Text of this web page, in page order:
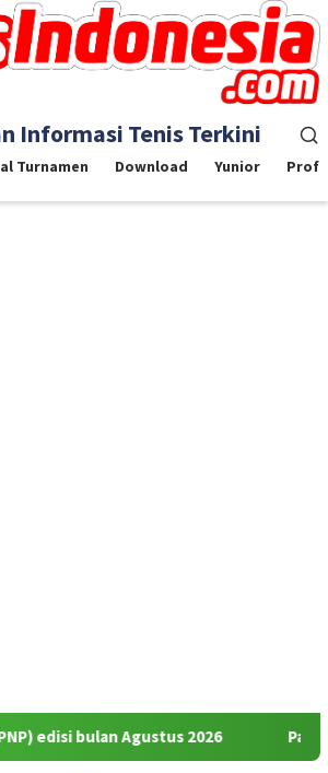
Informasi Tenis Terkini
Turnamen Download Yunior
Agustus 2026 Pak Rildo: